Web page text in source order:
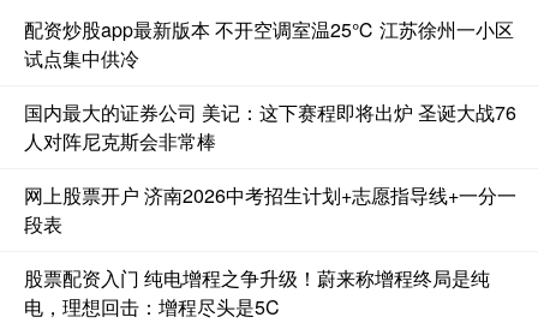
配资炒股app最新版本 不开空调室温25℃ 江苏徐州一小区
试点集中供冷
国内最大的证券公司 美记：这下赛程即将出炉 圣诞大战76
人对阵尼克斯会非常棒
网上股票开户 济南2026中考招生计划+志愿指导线+一分一
段表
股票配资入门 纯电增程之争升级！蔚来称增程终局是纯
电，理想回击：增程尽头是5C